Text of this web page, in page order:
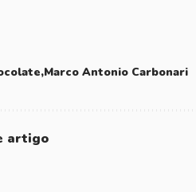
Marco Antonio Carbonari
artigo